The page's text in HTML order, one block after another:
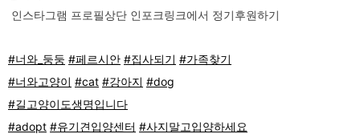
인스타그램 프로필상단 인포크링크에서 정기후원하기
#너와_둥둥 #페르시안 #집사되기 #가족찾기
#너와고양이 #cat #강아지 #dog
#길고양이도생명입니다
#adopt #유기견입양센터 #사지말고입양하세요